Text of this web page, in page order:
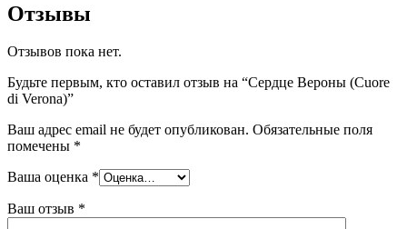
Отзывы
Отзывов пока нет.
Будьте первым, кто оставил отзыв на “Сердце Вероны (Cuore
di Verona)”
Ваш адрес email не будет опубликован. Обязательные поля
помечены *
Ваша оценка *
Ваш отзыв *